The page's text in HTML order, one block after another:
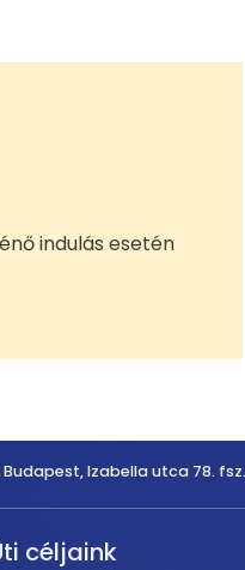
indulás esetén
Budapest, Izabella utca 78.
céljaink